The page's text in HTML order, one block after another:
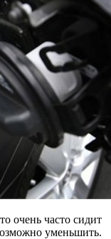
очень часто сидит
уменьшить.